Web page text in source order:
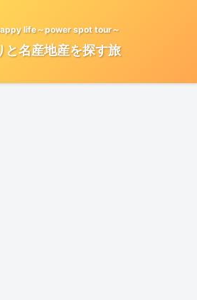
life～power spot tour～
と名産地産を探す旅